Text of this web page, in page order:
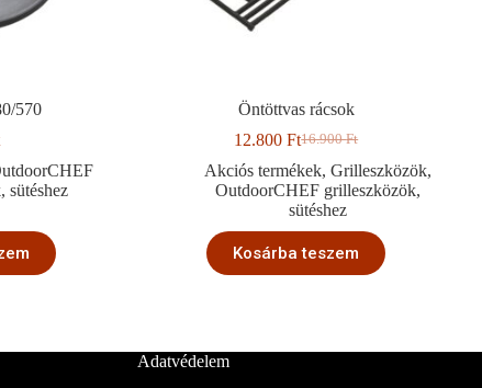
570
,sütéshez
Öntöttvas rácsok
16.900Ft
Original
price
was:
16.900 Ft.
12.800FtCurrent
price
is:
12.800 Ft.
Akciós termékek,Grilleszközök,
OutdoorCHEF grilleszközök,
sütéshez
Kosárba teszem
Adatvédelem